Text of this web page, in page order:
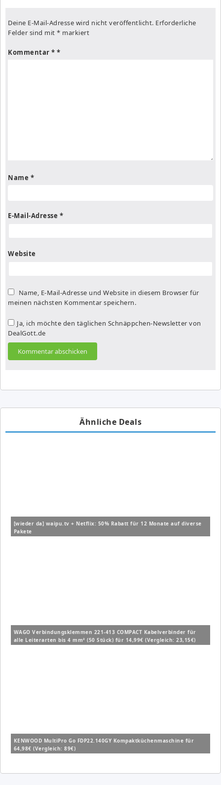
Deine E-Mail-Adresse wird nicht veröffentlicht. Erforderliche
Felder sind mit * markiert
Kommentar *
Name *
E-Mail-Adresse *
Website
Name, E-Mail-Adresse und Website in diesem Browser für
meinen nächsten Kommentar speichern.
Ja, ich möchte den täglichen Schnäppchen-Newsletter von
DealGott.de
Ähnliche Deals
[wieder da] waipu.tv + Netflix: 50% Rabatt für 12 Monate auf diverse
Pakete
WAGO Verbindungsklemmen 221-413 COMPACT Kabelverbinder für
alle Leiterarten bis 4 mm² (50 Stück) für 14,99€ (Vergleich: 23,15€)
KENWOOD MultiPro Go FDP22.140GY Kompaktküchenmaschine für
64,98€ (Vergleich: 89€)